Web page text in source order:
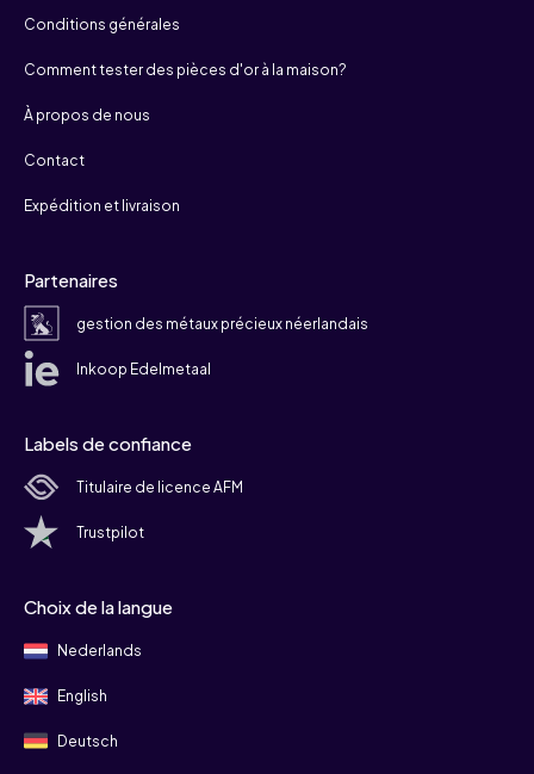
Conditions générales
Comment tester des pièces d'or à la maison?
À propos de nous
Contact
Expédition et livraison
Partenaires
gestion des métaux précieux néerlandais
Inkoop Edelmetaal
Labels de confiance
Titulaire de licence AFM
Trustpilot
Choix de la langue
Nederlands
English
Deutsch